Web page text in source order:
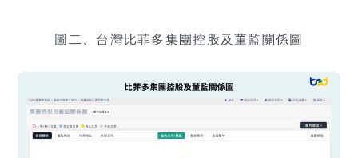
圖二、台灣比菲多集團控股及董監關係圖